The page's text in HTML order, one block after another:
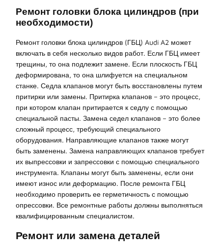
Ремонт головки блока цилиндров (при
необходимости)
Ремонт головки блока цилиндров (ГБЦ) Audi A2 может
включать в себя несколько видов работ. Если ГБЦ имеет
трещины, то она подлежит замене. Если плоскость ГБЦ
деформирована, то она шлифуется на специальном
станке. Седла клапанов могут быть восстановлены путем
притирки или замены. Притирка клапанов – это процесс,
при котором клапан притирается к седлу с помощью
специальной пасты. Замена седел клапанов – это более
сложный процесс, требующий специального
оборудования. Направляющие клапанов также могут
быть заменены. Замена направляющих клапанов требует
их выпрессовки и запрессовки с помощью специального
инструмента. Клапаны могут быть заменены, если они
имеют износ или деформацию. После ремонта ГБЦ
необходимо проверить ее герметичность с помощью
опрессовки. Все ремонтные работы должны выполняться
квалифицированным специалистом.
Ремонт или замена деталей